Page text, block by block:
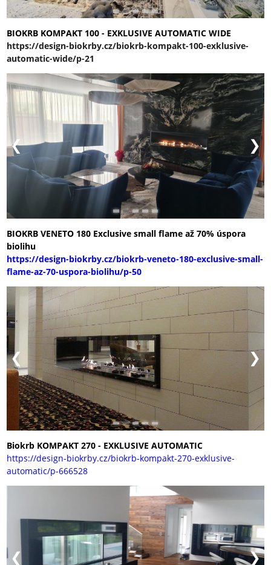
BIOKRB KOMPAKT 100 - EXKLUSIVE AUTOMATIC WIDE
https://design-biokrby.cz/biokrb-kompakt-100-exklusive-
automatic-wide/p-21
BIOKRB VENETO 180 Exclusive small flame až 70% úspora
biolihu
https://design-biokrby.cz/biokrb-veneto-180-exclusive-small-
flame-az-70-uspora-biolihu/p-50
Biokrb KOMPAKT 270 - EXKLUSIVE AUTOMATIC
https://design-biokrby.cz/biokrb-kompakt-270-exklusive-
automatic/p-666528